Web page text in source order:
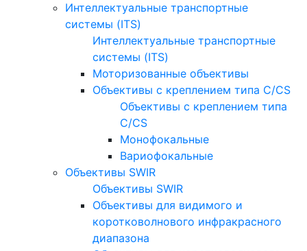
Интеллектуальные транспортные
системы (ITS)
Интеллектуальные транспортные
системы (ITS)
Моторизованные объективы
Объективы с креплением типа C/CS
Объективы с креплением типа
C/CS
Монофокальные
Вариофокальные
Объективы SWIR
Объективы SWIR
Объективы для видимого и
коротковолнового инфракрасного
диапазона